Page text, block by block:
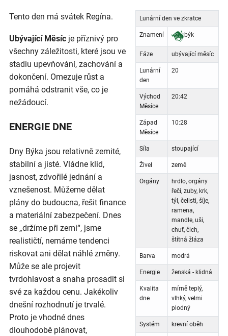
Tento den má svátek Regína. Lunární den ve zkratce
Znamení býk
Fáze ubývající měsíc
Lunární
den
20
Východ
Měsíce
20:42
Západ
Měsíce
10:28
Síla stoupající
Živel země
Orgány
hrdlo, orgány
řeči, zuby, krk,
týl, čelisti, šíje,
ramena,
mandle, uši,
chuť, čich,
štítná žláza
Barva modrá
Energie ženská - klidná
Kvalita
dne
mírně teplý,
vlhký, velmi
plodný
Systém krevní oběh
Ubývající Měsíc je příznivý pro
všechny záležitosti, které jsou ve
stadiu upevňování, zachování a
dokončení. Omezuje růst a
pomáhá odstranit vše, co je
nežádoucí.
ENERGIE DNE
Dny Býka jsou relativně zemité,
stabilní a jisté. Vládne klid,
jasnost, zdvořilé jednání a
vznešenost. Můžeme dělat
plány do budoucna, řešit finance
a materiální zabezpečení. Dnes
se „držíme při zemi“, jsme
realističtí, nemáme tendenci
riskovat ani dělat náhlé změny.
Může se ale projevit
tvrdohlavost a snaha prosadit si
své za každou cenu. Jakékoliv
dnešní rozhodnutí je trvalé.
Proto je vhodné dnes
dlouhodobě plánovat,